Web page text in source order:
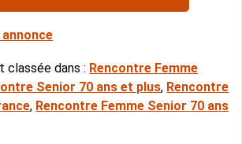
classée dans : Rencontre Femme
Senior 70 ans et plus, Rencontre
, Rencontre Femme Senior 70 ans